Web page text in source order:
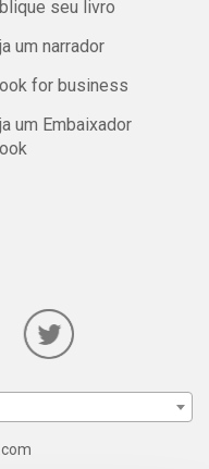
seu livro
um narrador
for business
um Embaixador